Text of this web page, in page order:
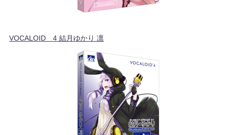
VOCALOID™4 結月ゆかり 凛